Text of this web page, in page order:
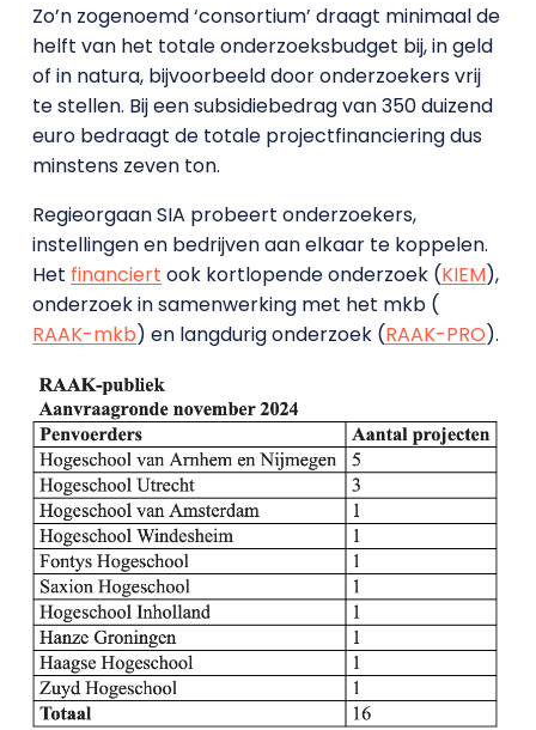
Zo’n zogenoemd ‘consortium’ draagt minimaal de
helft van het totale onderzoeksbudget bij, in geld
of in natura, bijvoorbeeld door onderzoekers vrij
te stellen. Bij een subsidiebedrag van 350 duizend
euro bedraagt de totale projectfinanciering dus
minstens zeven ton.
Regieorgaan SIA probeert onderzoekers,
instellingen en bedrijven aan elkaar te koppelen.
Het financiert ook kortlopende onderzoek (KIEM),
onderzoek in samenwerking met het mkb (
RAAK-mkb) en langdurig onderzoek (RAAK-PRO).